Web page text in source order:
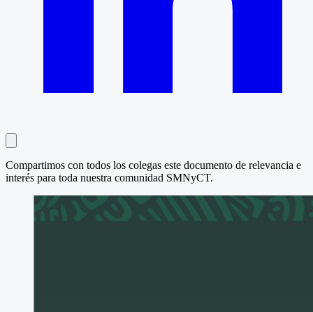
Compartimos con todos los colegas este documento de relevancia e
interés para toda nuestra comunidad SMNyCT.